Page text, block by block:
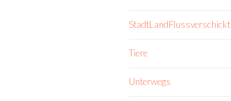
StadtLandFlussverschickt
Tiere
Unterwegs